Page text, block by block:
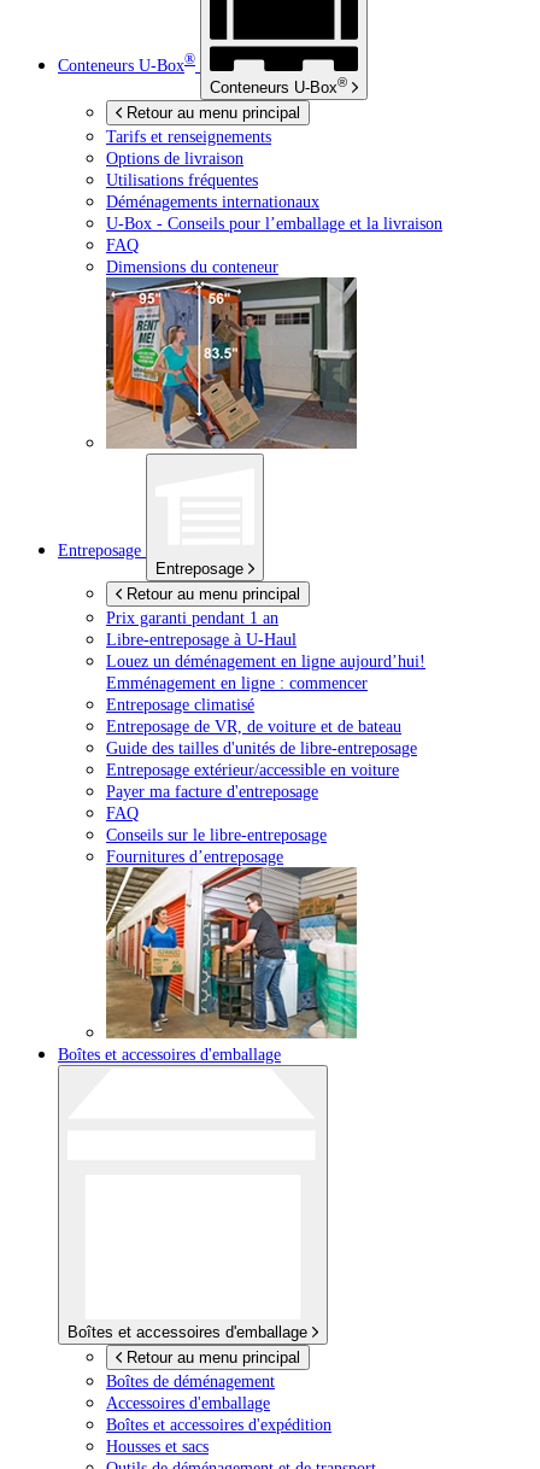
Conteneurs U-Box®
Conteneurs U-Box®
Retour au menu principal
Tarifs et renseignements
Options de livraison
Utilisations fréquentes
Déménagements internationaux
U-Box - Conseils pour l’emballage et la livraison
FAQ
Dimensions du conteneur
Entreposage
Entreposage
Retour au menu principal
Prix garanti pendant 1 an
Libre-entreposage à U-Haul
Louez un déménagement en ligne aujourd’hui!
Emménagement en ligne : commencer
Entreposage climatisé
Entreposage de VR, de voiture et de bateau
Guide des tailles d'unités de libre-entreposage
Entreposage extérieur/accessible en voiture
Payer ma facture d'entreposage
FAQ
Conseils sur le libre-entreposage
Fournitures d’entreposage
Boîtes et accessoires d'emballage
Boîtes et accessoires d'emballage
Retour au menu principal
Boîtes de déménagement
Accessoires d'emballage
Boîtes et accessoires d'expédition
Housses et sacs